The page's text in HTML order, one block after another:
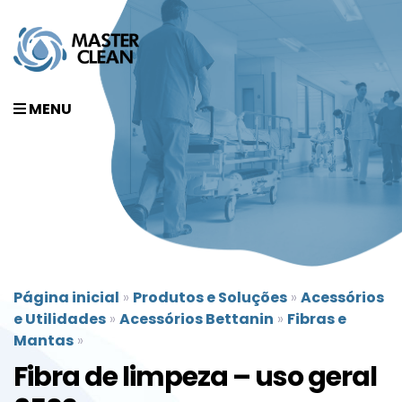
MENU
Página inicial » Produtos e Soluções » Acessórios
e Utilidades » Acessórios Bettanin » Fibras e
Mantas »
Fibra de limpeza – uso geral